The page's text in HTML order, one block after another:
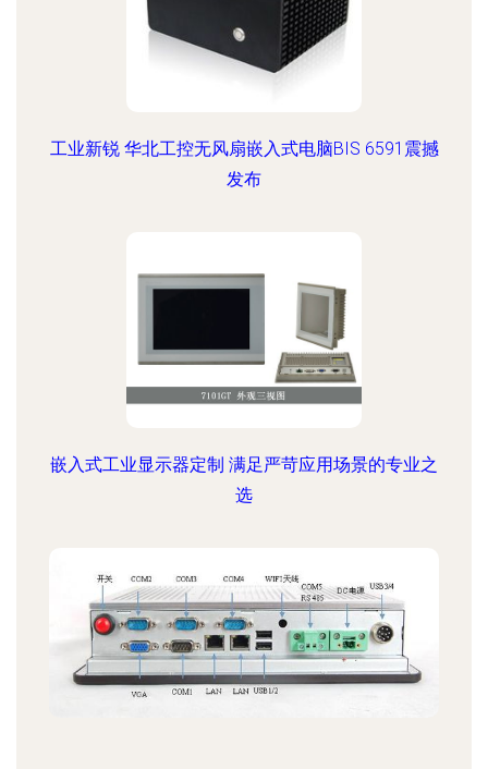
工业新锐 华北工控无风扇嵌入式电脑BIS 6591震撼
发布
嵌入式工业显示器定制 满足严苛应用场景的专业之
选